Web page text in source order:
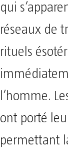
qui
réseaux de
rituels
l’homme.
ont porté
permettant